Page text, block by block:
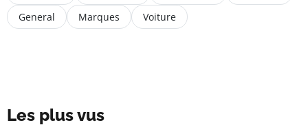
General
Marques Voiture
Les plus vus